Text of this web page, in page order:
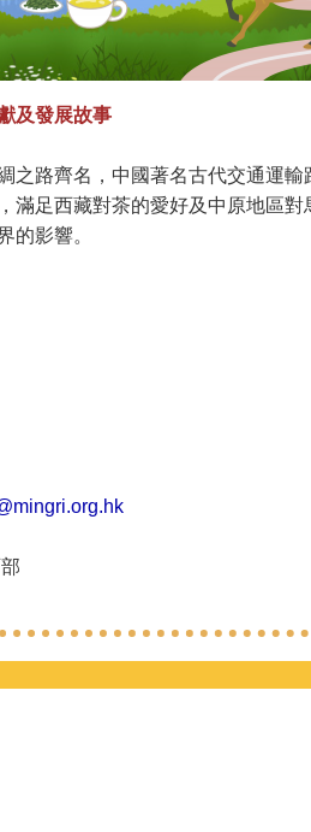
及發展故事
之路齊名，中國著名古代交通運
滿足西藏對茶的愛好及中原地區
的影響。